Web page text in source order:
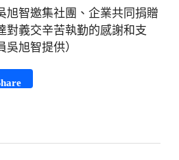
旭智邀集社團、企業共同捐贈
對義交辛苦執勤的感謝和支
旭智提供）